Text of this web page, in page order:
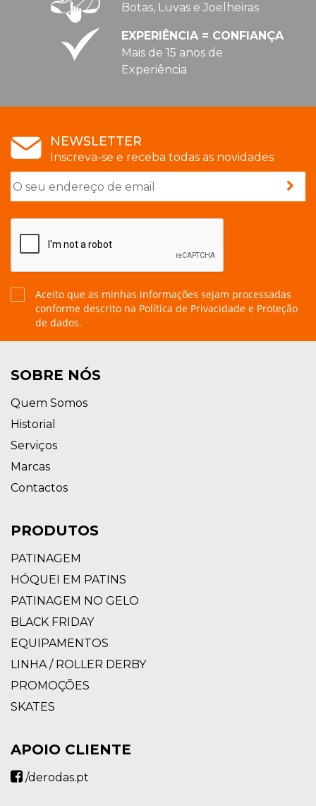
Botas, Luvas e Joelheiras
EXPERIÊNCIA = CONFIANÇA
Mais de 15 anos de
Experiência
NEWSLETTER
Inscreva-se e receba todas as novidades
Aceito que as minhas informações sejam processadas
conforme descrito na Política de Privacidade e Proteção
de dados.
SOBRE NÓS
Quem Somos
Historial
Serviços
Marcas
Contactos
PRODUTOS
PATINAGEM
HÓQUEI EM PATINS
PATINAGEM NO GELO
BLACK FRIDAY
EQUIPAMENTOS
LINHA / ROLLER DERBY
PROMOÇÕES
SKATES
APOIO CLIENTE
/derodas.pt